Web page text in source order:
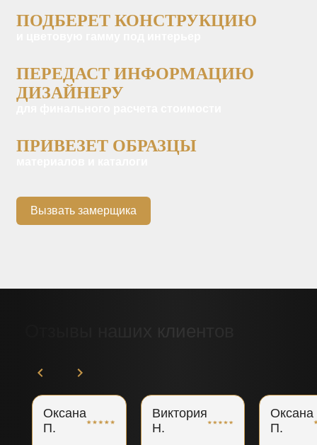
ПОДБЕРЕТ КОНСТРУКЦИЮ
ПЕРЕДАСТ ИНФОРМАЦИЮ
ДИЗАЙНЕРУ
ПРИВЕЗЕТ ОБРАЗЦЫ
Вызвать замерщика
Оксана
П.
Виктория
Н.
Оксана
П.